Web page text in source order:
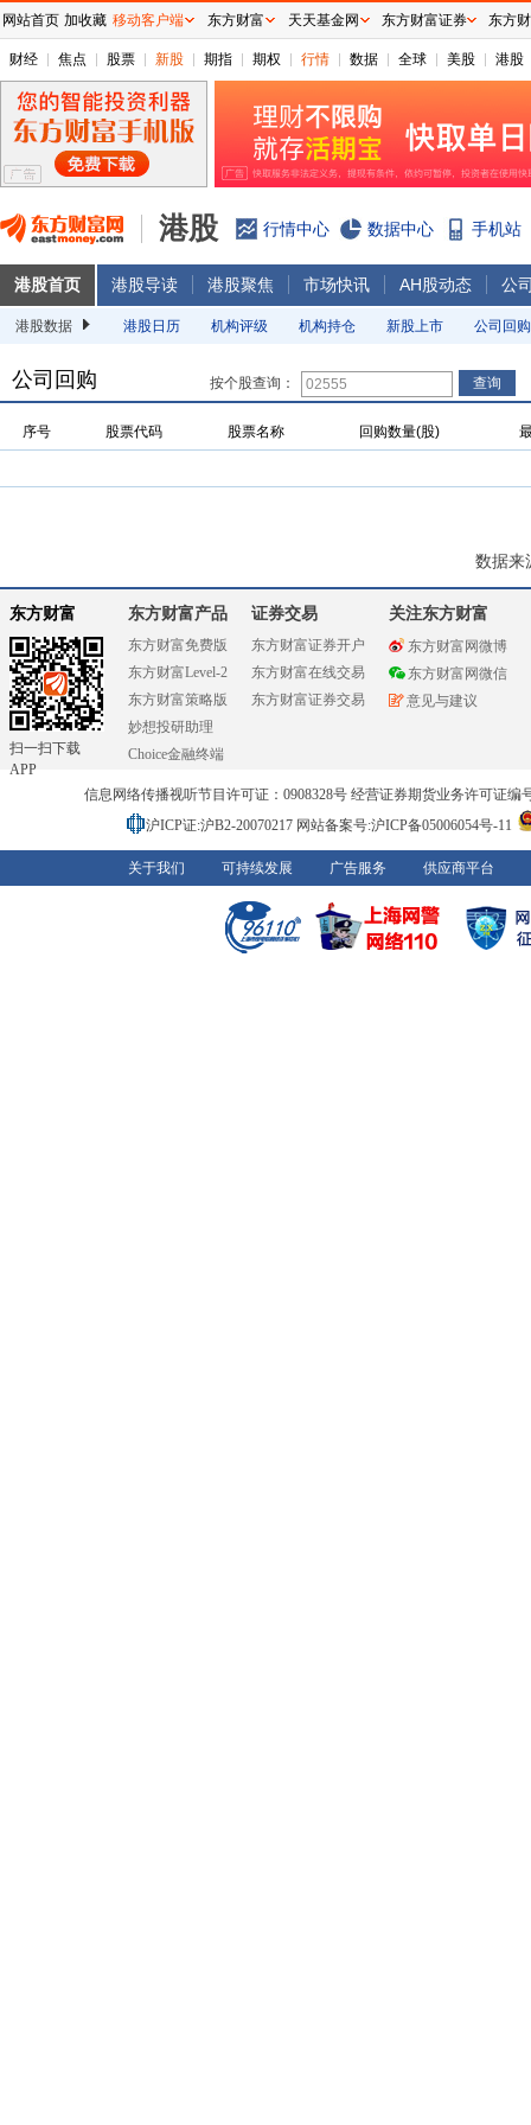
财经 焦点 股票 新股 期指 期权 行情 数据 全球 美股 港股
港股 行情中心 数据中心 手机站
港股首页 港股导读 港股聚焦 市场快讯 AH股动态 公
港股数据 港股日历 机构评级 机构持仓 新股上市 公司回购
公司回购 按个股查询：
序号 股票代码 股票名称 回购数量(股)
数据来
东方财富
扫一扫下载
APP
东方财富产品
东方财富免费版
东方财富Level-2
东方财富策略版
妙想投研助理
Choice金融终端
证券交易
东方财富证券开户
东方财富在线交易
东方财富证券交易
关注东方财富
东方财富网微博
东方财富网微信
意见与建议
信息网络传播视听节目许可证：0908328号 经营证券期货业务许可证编
沪ICP证:沪B2-20070217 网站备案号:沪ICP备05006054号-11
关于我们 可持续发展 广告服务 供应商平台
网站首页 加收藏 移动客户端 东方财富 天天基金网 东方财富证券 东方